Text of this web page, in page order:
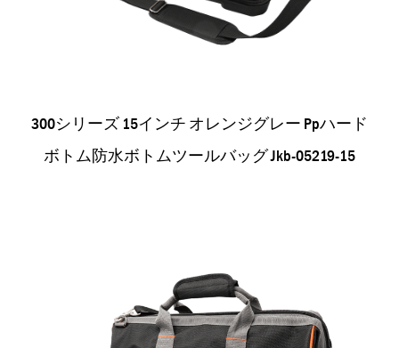
300シリーズ 15インチ オレンジグレー Ppハード
ボトム防水ボトムツールバッグ Jkb-05219-15